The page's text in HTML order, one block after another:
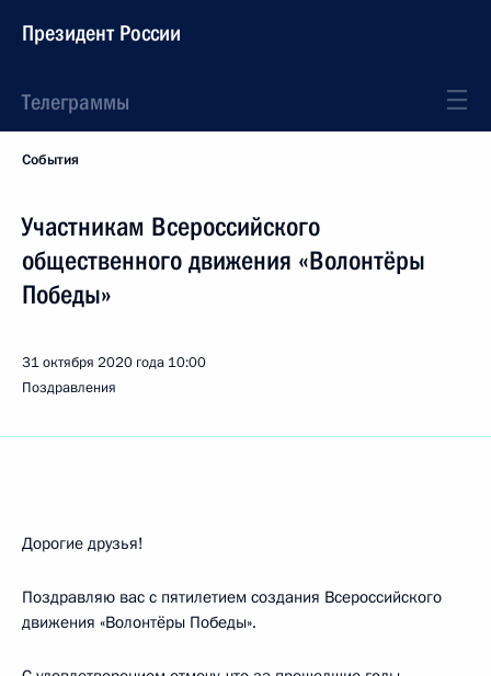
Президент России
Телеграммы
События
Участникам Всероссийского
общественного движения «Волонтёры
Победы»
31 октября 2020 года 10:00
Поздравления
Дорогие друзья!
Поздравляю вас с пятилетием создания Всероссийского
движения «Волонтёры Победы».